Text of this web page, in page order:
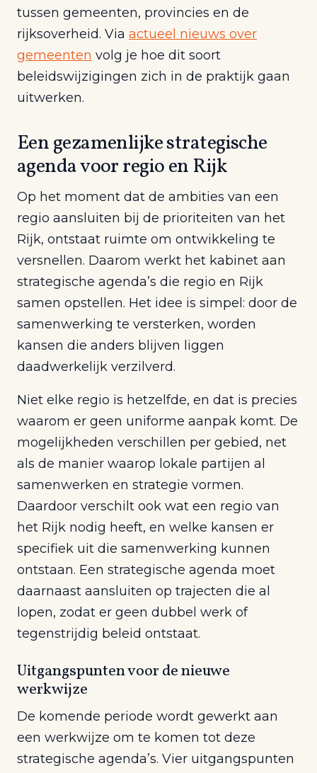
tussen gemeenten, provincies en de
rijksoverheid. Via actueel nieuws over
gemeenten volg je hoe dit soort
beleidswijzigingen zich in de praktijk gaan
uitwerken.
Een gezamenlijke strategische
agenda voor regio en Rijk
Op het moment dat de ambities van een
regio aansluiten bij de prioriteiten van het
Rijk, ontstaat ruimte om ontwikkeling te
versnellen. Daarom werkt het kabinet aan
strategische agenda’s die regio en Rijk
samen opstellen. Het idee is simpel: door de
samenwerking te versterken, worden
kansen die anders blijven liggen
daadwerkelijk verzilverd.
Niet elke regio is hetzelfde, en dat is precies
waarom er geen uniforme aanpak komt. De
mogelijkheden verschillen per gebied, net
als de manier waarop lokale partijen al
samenwerken en strategie vormen.
Daardoor verschilt ook wat een regio van
het Rijk nodig heeft, en welke kansen er
specifiek uit die samenwerking kunnen
ontstaan. Een strategische agenda moet
daarnaast aansluiten op trajecten die al
lopen, zodat er geen dubbel werk of
tegenstrijdig beleid ontstaat.
Uitgangspunten voor de nieuwe
werkwijze
De komende periode wordt gewerkt aan
een werkwijze om te komen tot deze
strategische agenda’s. Vier uitgangspunten